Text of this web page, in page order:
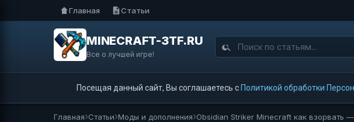
Главная Статьи
MINECRAFT-3TF.RU
Все о лучшей игре!
Посещая данный сайт, Вы соглашаетесь с Политикой обработки
Главная Статьи Моды и дополнения Obsidian Striker Minecraft как взорвать